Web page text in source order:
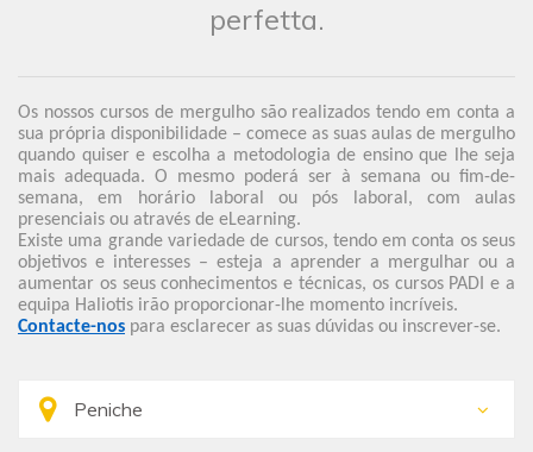
perfetta.
Os nossos cursos de mergulho são realizados tendo em conta a
sua própria disponibilidade – comece as suas aulas de mergulho
quando quiser e escolha a metodologia de ensino que lhe seja
mais adequada. O mesmo poderá ser à semana ou fim-de-
semana, em horário laboral ou pós laboral, com aulas
presenciais ou através de eLearning.
Existe uma grande variedade de cursos, tendo em conta os seus
objetivos e interesses – esteja a aprender a mergulhar ou a
aumentar os seus conhecimentos e técnicas, os cursos PADI e a
equipa Haliotis irão proporcionar-lhe momento incríveis.
Contacte-nos para esclarecer as suas dúvidas ou inscrever-se.